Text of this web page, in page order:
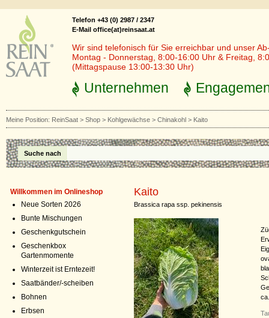
Telefon +43 (0) 2987 / 2347
E-Mail office(at)reinsaat.at
Wir sind telefonisch für Sie erreichbar und unser
Montag - Donnerstag, 8:00-16:00 Uhr & Freitag,
(Mittagspause 13:00-13:30 Uhr)
Unternehmen
Meine Position: ReinSaat > Shop > Kohlgewächse > Chinakohl > Kaito
Suche nach
Willkommen im Onlineshop
Neue Sorten 2026
Bunte Mischungen
Geschenkgutschein
Geschenkbox
Gartenmomente
Winterzeit ist Erntezeit!
Saatbänder/-scheiben
Bohnen
Erbsen
Kaito
Brassica rapa ssp. pekinensis